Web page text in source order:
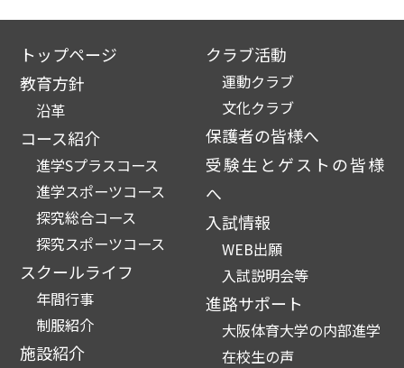
トップページ
教育方針
沿革
コース紹介
進学Sプラスコース
進学スポーツコース
探究総合コース
探究スポーツコース
スクールライフ
年間行事
制服紹介
施設紹介
クラブ活動
運動クラブ
文化クラブ
保護者の皆様へ
受験生とゲストの皆様
へ
入試情報
WEB出願
入試説明会等
進路サポート
大阪体育大学の内部進学
在校生の声